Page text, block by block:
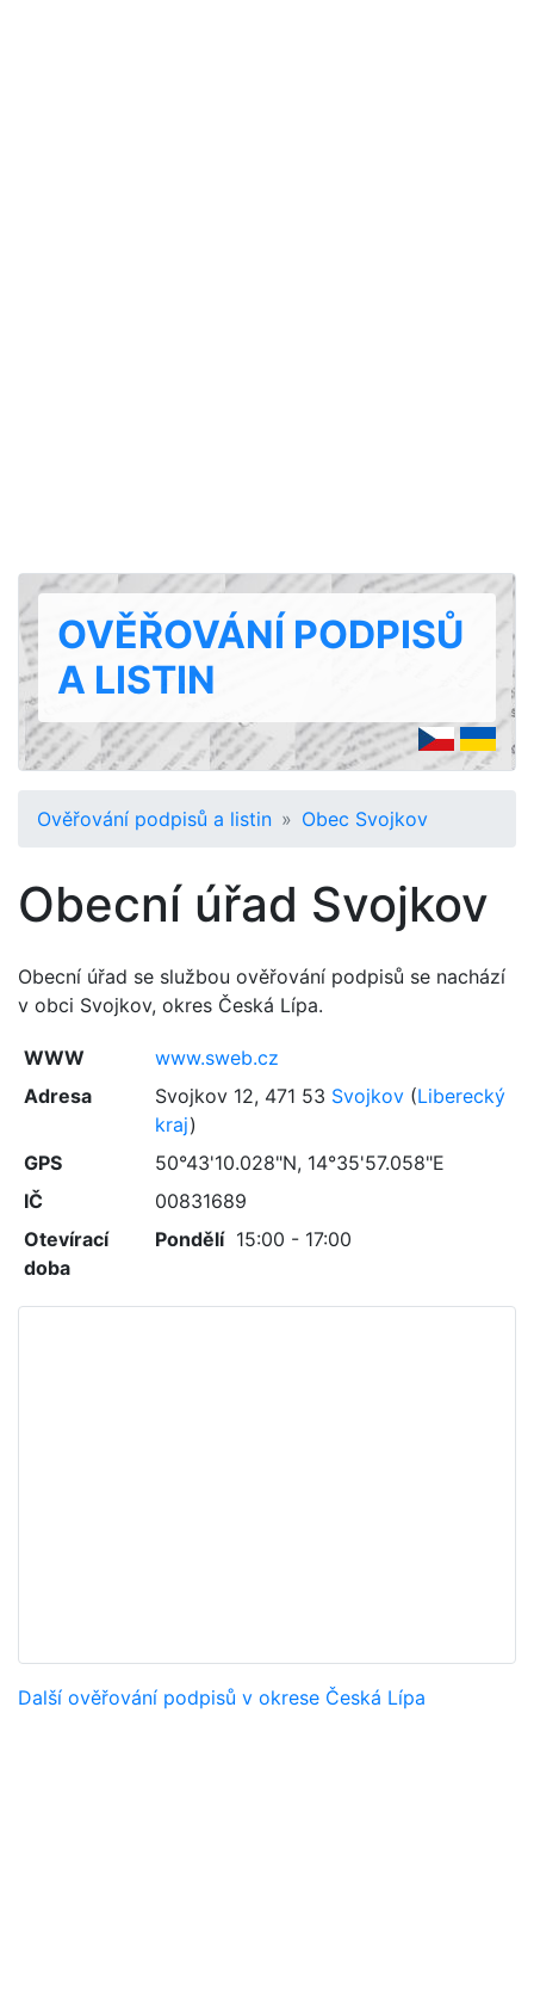
OVĚŘOVÁNÍ PODPISŮ
A LISTIN
Ověřování podpisů a listin Obec Svojkov
Obecní úřad Svojkov
Obecní úřad se službou ověřování podpisů se nachází
v obci Svojkov, okres Česká Lípa.
WWW
www.sweb.cz
Adresa
Svojkov 12, 471 53 Svojkov(Liberecký
kraj)
GPS
50°43'10.028"N, 14°35'57.058"E
IČ
00831689
Otevírací
doba
Pondělí 15:00 - 17:00
Další ověřování podpisů v okrese Česká Lípa